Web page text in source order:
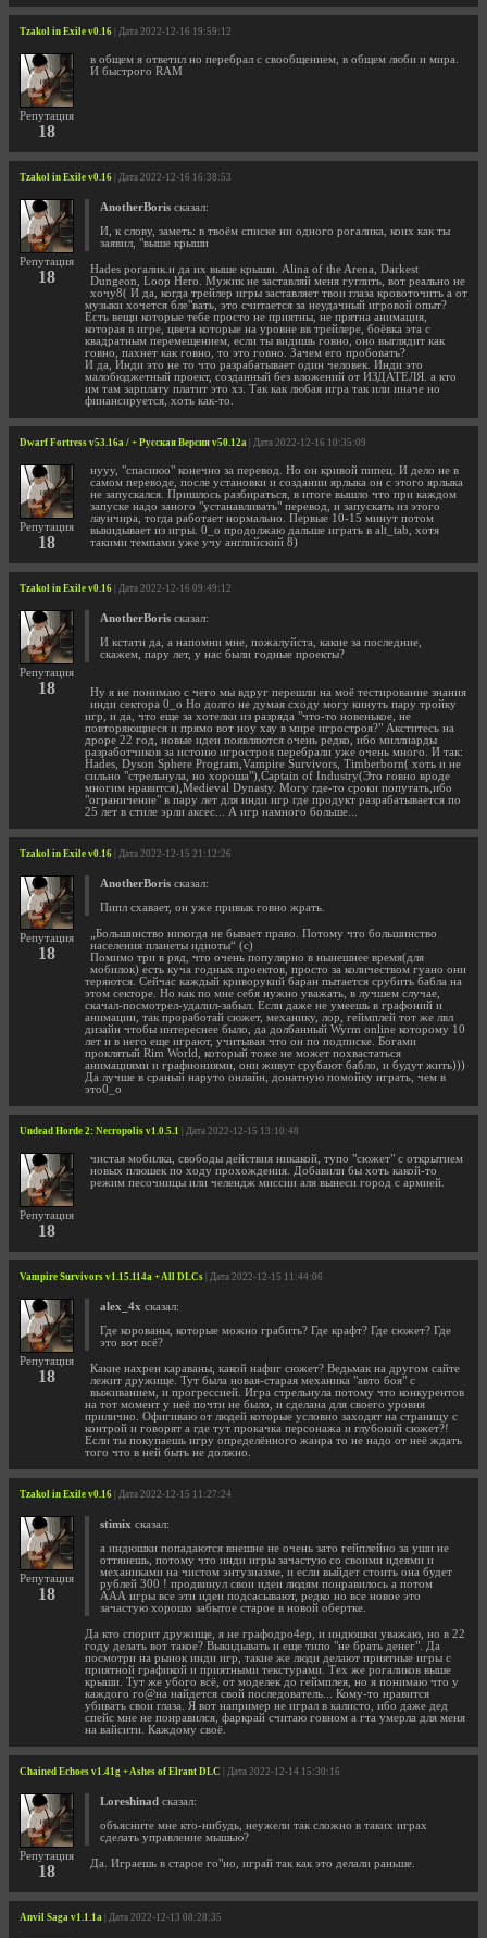
Tzakol in Exile v0.16 | Дата 2022-12-16 19:59:12
Репутация
18
в общем я ответил но перебрал с свообщением, в общем люби и мира.
И быстрого RAM
Tzakol in Exile v0.16 | Дата 2022-12-16 16:38:53
Репутация
18
AnotherBoris сказал:
И, к слову, заметь: в твоём списке ни одного рогалика, коих как ты
заявил, "выше крыши
Hades рогалик.и да их выше крыши. Alina of the Arena, Darkest
Dungeon, Loop Hero. Мужик не заставляй меня гуглить, вот реально не
хочу8( И да, когда трейлер игры заставляет твои глаза кровоточить а от
музыки хочется бле"вать, это считается за неудачный игровой опыт?
Есть вещи которые тебе просто не приятны, не прятна анимация,
которая в игре, цвета которые на уровне вв трейлере, боёвка эта с
квадратным перемещением, если ты видишь говно, оно выглядит как
говно, пахнет как говно, то это говно. Зачем его пробовать?
И да, Инди это не то что разрабатывает один человек. Инди это
малобюджетный проект, созданный без вложений от ИЗДАТЕЛЯ. а кто
им там зарплату платит это хз. Так как любая игра так или иначе но
финансируется, хоть как-то.
Dwarf Fortress v53.16a / + Русская Версия v50.12a | Дата 2022-12-16 10:35:09
Репутация
18
нууу, "спасиюо" конечно за перевод. Но он кривой пипец. И дело не в
самом переводе, после установки и создании ярлыка он с этого ярлыка
не запускался. Пришлось разбираться, в итоге вышло что при каждом
запуске надо заного "устанавливать" перевод, и запускать из этого
лаунчира, тогда работает нормально. Первые 10-15 минут потом
выкидывает из игры. 0_о продолжаю дальше играть в alt_tab, хотя
такими темпами уже учу английский 8)
Tzakol in Exile v0.16 | Дата 2022-12-16 09:49:12
Репутация
18
AnotherBoris сказал:
И кстати да, а напомни мне, пожалуйста, какие за последние,
скажем, пару лет, у нас были годные проекты?
Ну я не понимаю с чего мы вдруг перешли на моё тестирование знания
инди сектора 0_о Но долго не думая сходу могу кинуть пару тройку
игр, и да, что еще за хотелки из разряда "что-то новенькое, не
повторяющиеся и прямо вот ноу хау в мире игростроя?" Акститесь на
дроре 22 год, новые идеи появляются очень редко, ибо миллиарды
разработчиков за истоию игростроя перебрали уже очень много. И так:
Hades, Dyson Sphere Program,Vampire Survivors, Timberborn( хоть и не
сильно "стрельнула, но хороша"),Captain of Industry(Это говно вроде
многим нравится),Medieval Dynasty. Могу где-то сроки попутать,ибо
"ограничение" в пару лет для инди игр где продукт разрабатывается по
25 лет в стиле эрли аксес... А игр намного больше...
Tzakol in Exile v0.16 | Дата 2022-12-15 21:12:26
Репутация
18
AnotherBoris сказал:
Пипл схавает, он уже привык говно жрать.
„Большинство никогда не бывает право. Потому что большинство
населения планеты идиоты“ (с)
Помимо три в ряд, что очень популярно в нынешнее время(для
мобилок) есть куча годных проектов, просто за количеством гуано они
теряются. Сейчас каждый криворукий баран пытается срубить бабла на
этом секторе. Но как по мне себя нужно уважать, в лучшем случае,
скачал-посмотрел-удалил-забыл. Если даже не умеешь в графоний и
анимации, так проработай сюжет, механику, лор, геймплей тот же лвл
дизайн чтобы интереснее было, да долбанный Wyrm online которому 10
лет и в него еще играют, учитывая что он по подписке. Богами
проклятый Rim World, который тоже не может похвастаться
анимациями и графиониями, они живут срубают бабло, и будут жить)))
Да лучше в сраный наруто онлайн, донатную помойку играть, чем в
это0_о
Undead Horde 2: Necropolis v1.0.5.1 | Дата 2022-12-15 13:10:48
Репутация
18
чистая мобилка, свободы действия никакой, тупо "сюжет" с открытием
новых плюшек по ходу прохождения. Добавили бы хоть какой-то
режим песочницы или челендж миссии аля вынеси город с армией.
Vampire Survivors v1.15.114a + All DLCs | Дата 2022-12-15 11:44:06
Репутация
18
alex_4x сказал:
Где корованы, которые можно грабить? Где крафт? Где сюжет? Где
это вот всё?
Какие нахрен караваны, какой нафиг сюжет? Ведьмак на другом сайте
лежит дружище. Тут была новая-старая механика "авто боя" с
выживанием, и прогрессией. Игра стрельнула потому что конкурентов
на тот момент у неё почти не было, и сделана для своего уровня
прилично. Офигиваю от людей которые условно заходят на страницу с
контрой и говорят а где тут прокачка персонажа и глубокий сюжет?!
Если ты покупаешь игру определённого жанра то не надо от неё ждать
того что в ней быть не должно.
Tzakol in Exile v0.16 | Дата 2022-12-15 11:27:24
Репутация
18
stimix сказал:
а индюшки попадаются внешне не очень зато гейплейно за уши не
оттянешь, потому что инди игры зачастую со своими идеями и
механиками на чистом энтузиазме, и если выйдет стоить она будет
рублей 300 ! продвинул свои идеи людям понравилось а потом
ААА игры все эти идеи подсасывают, редко но все новое это
зачастую хорошо забытое старое в новой обертке.
Да кто спорит дружище, я не графодро4ер, и индюшки уважаю, но в 22
году делать вот такое? Выкидывать и еще типо "не брать денег". Да
посмотри на рынок инди игр, такие же люди делают приятные игры с
приятной графикой и приятными текстурами. Тех же рогаликов выше
крыши. Тут же убого всё, от моделек до геймплея, но я понимаю что у
каждого го@на найдется свой последователь... Кому-то нравится
убивать свои глаза. Я вот например не играл в калисто, ибо даже дед
спейс мне не понравился, фаркрай считаю говном а гта умерла для меня
на вайсити. Каждому своё.
Chained Echoes v1.41g + Ashes of Elrant DLC | Дата 2022-12-14 15:30:16
Репутация
18
Loreshinad сказал:
объясните мне кто-нибудь, неужели так сложно в таких играх
сделать управление мышью?
Да. Играешь в старое го"но, играй так как это делали раньше.
Anvil Saga v1.1.1a | Дата 2022-12-13 08:28:35